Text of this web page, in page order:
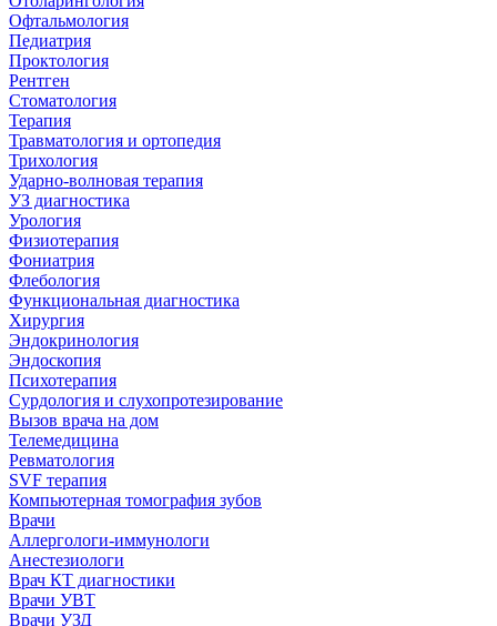
Офтальмология
Педиатрия
Проктология
Рентген
Стоматология
Терапия
Травматология и ортопедия
Трихология
Ударно-волновая терапия
УЗ диагностика
Урология
Физиотерапия
Фониатрия
Флебология
Функциональная диагностика
Хирургия
Эндокринология
Эндоскопия
Психотерапия
Сурдология и слухопротезирование
Вызов врача на дом
Телемедицина
Ревматология
SVF терапия
Компьютерная томография зубов
Врачи
Аллергологи-иммунологи
Анестезиологи
Врач КТ диагностики
Врачи УВТ
Врачи УЗД